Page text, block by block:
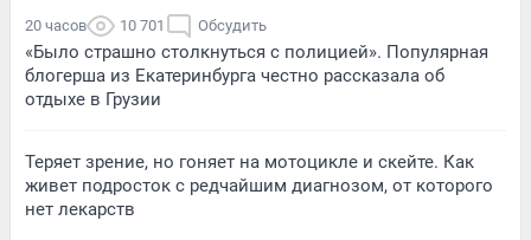
20 часов 10 701 Обсудить
«Было страшно столкнуться с полицией». Популярная
блогерша из Екатеринбурга честно рассказала об
отдыхе в Грузии
Теряет зрение, но гоняет на мотоцикле и скейте. Как
живет подросток с редчайшим диагнозом, от которого
нет лекарств